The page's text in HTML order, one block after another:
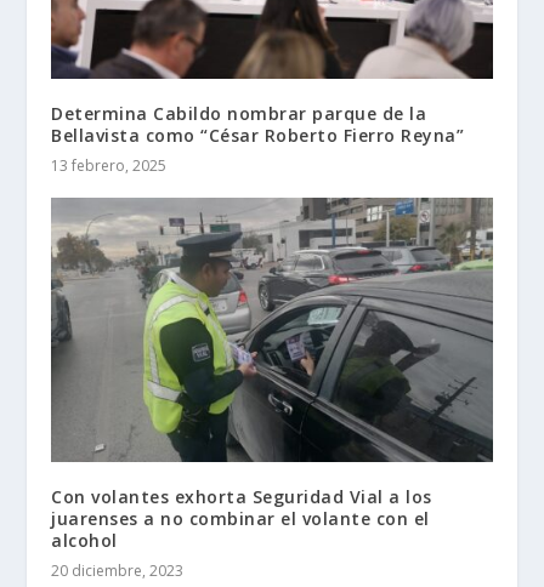
Determina Cabildo nombrar parque de la
Bellavista como “César Roberto Fierro Reyna”
13 febrero, 2025
Con volantes exhorta Seguridad Vial a los
juarenses a no combinar el volante con el
alcohol
20 diciembre, 2023